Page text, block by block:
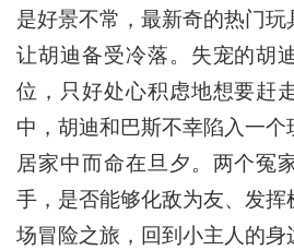
是好景不常，最新奇的热门
让胡迪备受冷落。失宠的胡
位，只好处心积虑地想要赶
中，胡迪和巴斯不幸陷入一
居家中而命在旦夕。两个冤
手，是否能够化敌为友、发
场冒险之旅，回到小主人的身